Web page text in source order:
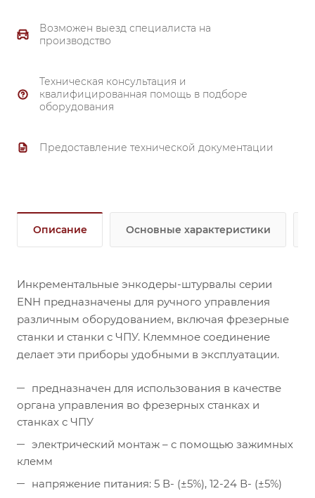
Возможен выезд специалиста на
производство
Техническая консультация и
квалифицированная помощь в подборе
оборудования
Предоставление технической документации
Описание Основные характеристики
Инкрементальные энкодеры-штурвалы серии
ENH предназначены для ручного управления
различным оборудованием, включая фрезерные
станки и станки с ЧПУ. Клеммное соединение
делает эти приборы удобными в эксплуатации.
предназначен для использования в качестве
органа управления во фрезерных станках и
станках с ЧПУ
электрический монтаж – с помощью зажимных
клемм
напряжение питания: 5 В- (±5%), 12-24 В- (±5%)